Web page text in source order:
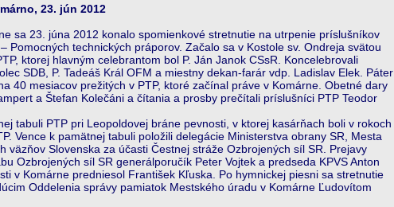
23. jún 2012
sa 23. júna 2012 konalo spomienkové stretnutie na utrpenie príslušníkov
Pomocných technických práporov. Začalo sa v Kostole sv. Ondreja svätou
ktorej hlavným celebrantom bol P. Ján Janok CSsR. Koncelebrovali
SDB, P. Tadeáš Král OFM a miestny dekan-farár vdp. Ladislav Elek. Páter
40 mesiacov prežitých v PTP, ktoré začínal práve v Komárne. Obetné dary
a Štefan Kolečáni a čítania a prosby prečítali príslušníci PTP Teodor
tabuli PTP pri Leopoldovej bráne pevnosti, v ktorej kasárňach boli v rokoch
Vence k pamätnej tabuli položili delegácie Ministerstva obrany SR, Mesta
väzňov Slovenska za účasti Čestnej stráže Ozbrojených síl SR. Prejavy
Ozbrojených síl SR generálporučík Peter Vojtek a predseda KPVS Anton
v Komárne predniesol František Kľuska. Po hymnickej piesni sa stretnutie
Oddelenia správy pamiatok Mestského úradu v Komárne Ľudovítom